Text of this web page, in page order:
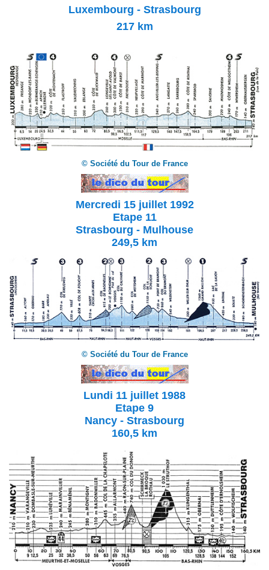
Luxembourg - Strasbourg
217 km
© Société du Tour de France
Mercredi 15 juillet 1992
Etape 11
Strasbourg - Mulhouse
249,5 km
© Société du Tour de France
Lundi 11 juillet 1988
Etape 9
Nancy - Strasbourg
160,5 km